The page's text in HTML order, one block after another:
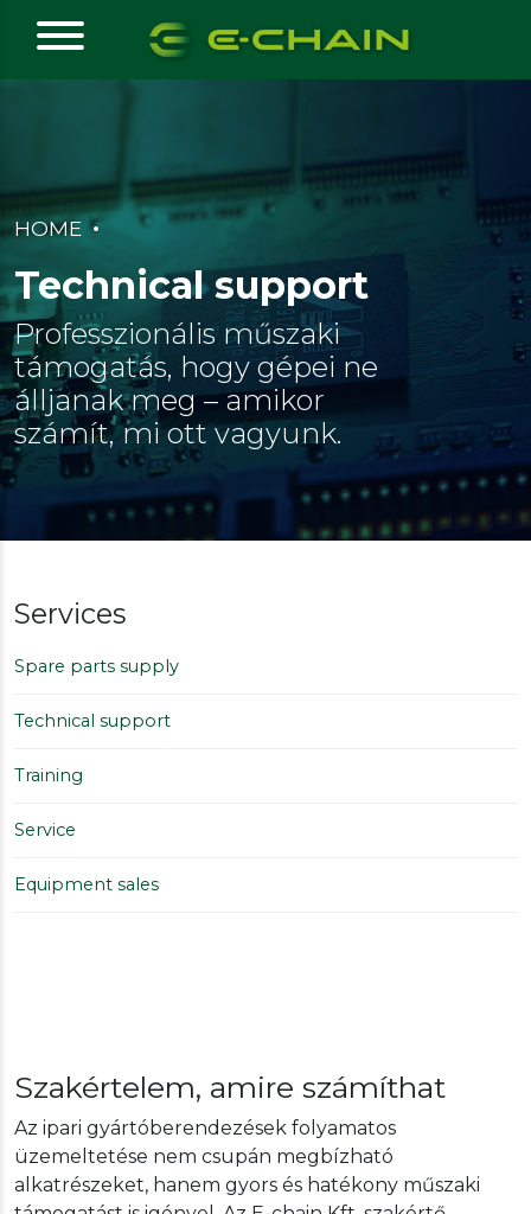
HOME
Technical support
Professzionális műszaki
támogatás, hogy gépei ne
álljanak meg – amikor
számít, mi ott vagyunk.
Services
Spare parts supply
Technical support
Training
Service
Equipment sales
Szakértelem, amire számíthat
Az ipari gyártóberendezések folyamatos
üzemeltetése nem csupán megbízható
alkatrészeket, hanem gyors és hatékony műszaki